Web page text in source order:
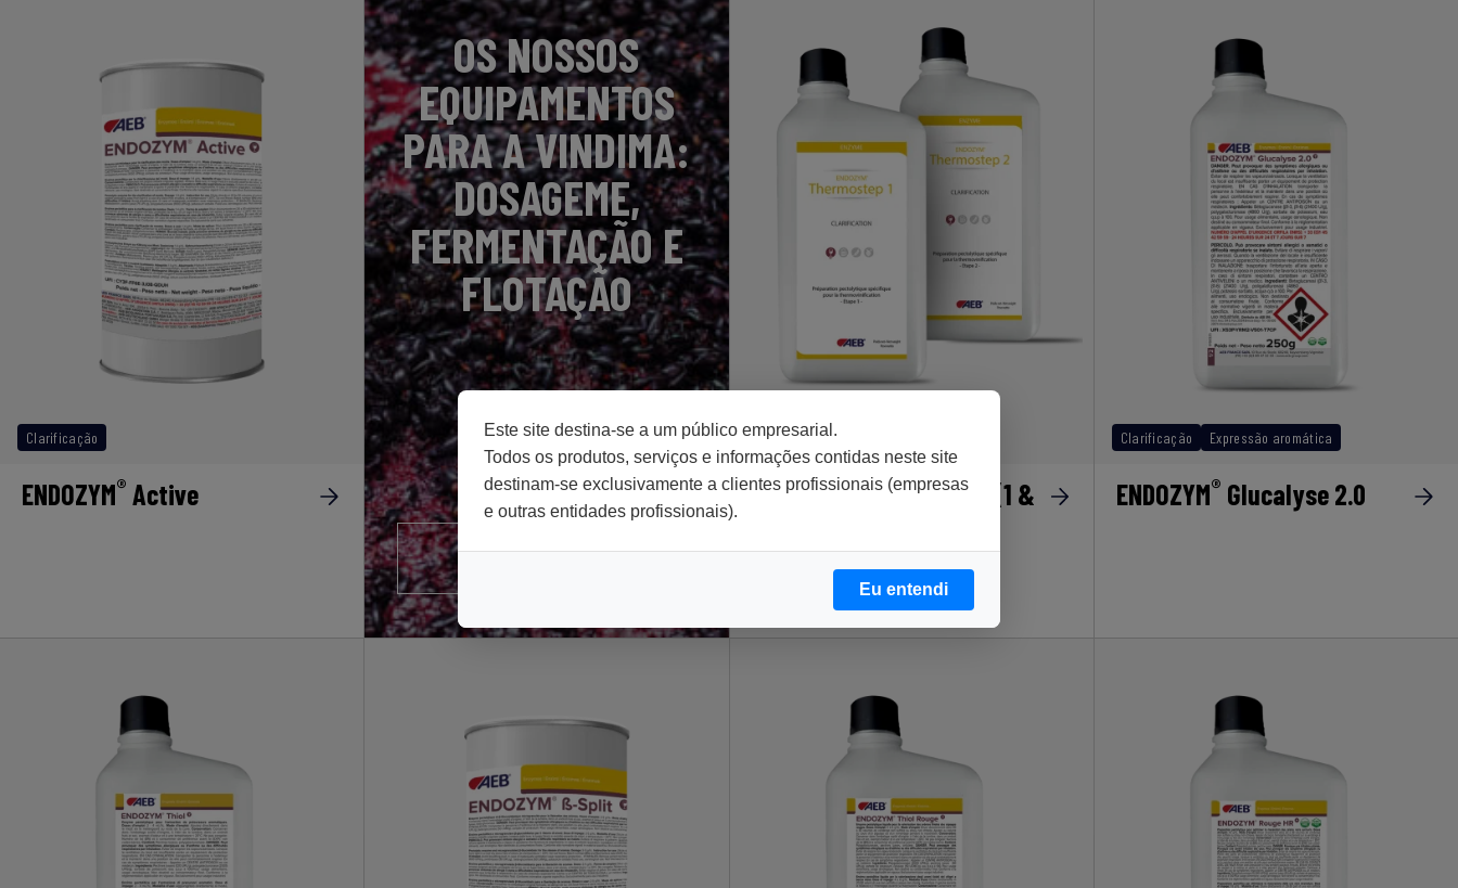
Este site destina-se a um público empresarial.
Todos os produtos, serviços e informações contidas neste site
destinam-se exclusivamente a clientes profissionais (empresas
e outras entidades profissionais).
Eu entendi
Clarificação
ENDOZYM® Active
OS NOSSOS
EQUIPAMENTOS
PARA A VINDIMA:
DOSAGEME,
FERMENTAÇÃO E
FLOTAÇÃO
SAIBA MAIS
Clarificação
ENDOZYM®Thermostep (1 &
Clarificação Expressão aromática
ENDOZYM® Glucalyse 2.0